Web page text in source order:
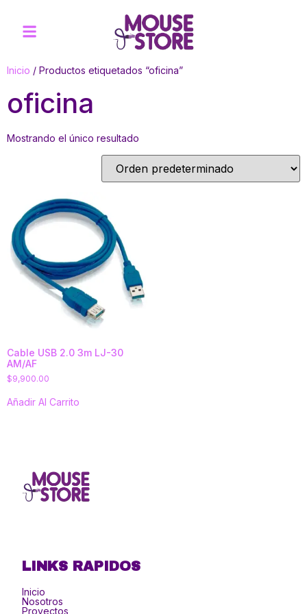
Inicio / Productos etiquetados “oficina”
oficina
Mostrando el único resultado
Cable USB 2.0 3m LJ-30
AM/AF
$9,900.00
Añadir Al Carrito
LINKS RAPIDOS
Inicio
Nosotros
Proyectos